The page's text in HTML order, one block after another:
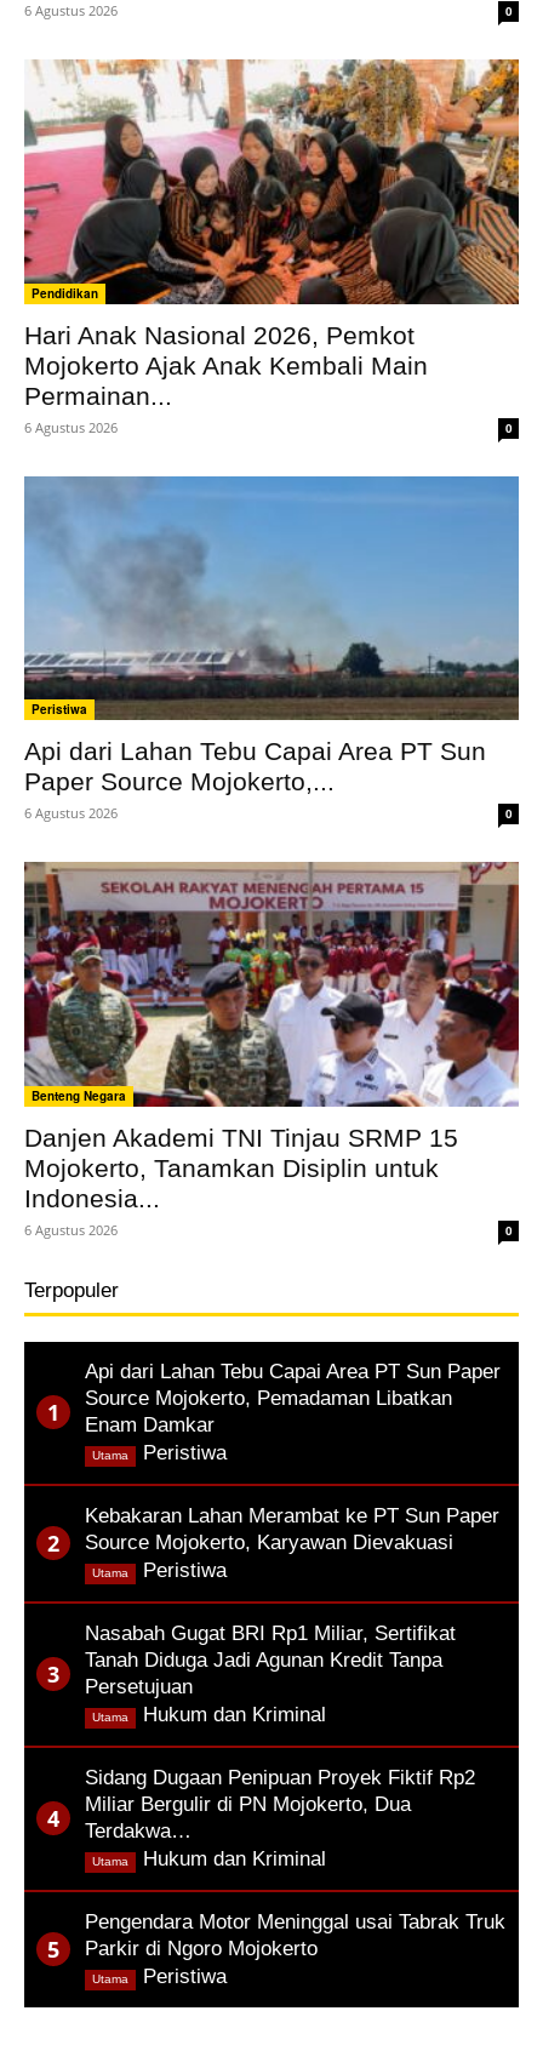
6 Agustus 2026 0
Pendidikan
Hari Anak Nasional 2026, Pemkot
Mojokerto Ajak Anak Kembali Main
Permainan...
6 Agustus 2026 0
Peristiwa
Api dari Lahan Tebu Capai Area PT Sun
Paper Source Mojokerto,...
6 Agustus 2026 0
Benteng Negara
Danjen Akademi TNI Tinjau SRMP 15
Mojokerto, Tanamkan Disiplin untuk
Indonesia...
6 Agustus 2026 0
Terpopuler
Api dari Lahan Tebu Capai Area PT Sun Paper
Source Mojokerto, Pemadaman Libatkan
Enam Damkar
Peristiwa
Utama
Kebakaran Lahan Merambat ke PT Sun Paper
Source Mojokerto, Karyawan Dievakuasi
Peristiwa
Utama
Nasabah Gugat BRI Rp1 Miliar, Sertifikat
Tanah Diduga Jadi Agunan Kredit Tanpa
Persetujuan
Hukum dan Kriminal
Utama
Sidang Dugaan Penipuan Proyek Fiktif Rp2
Miliar Bergulir di PN Mojokerto, Dua
Terdakwa…
Hukum dan Kriminal
Utama
Pengendara Motor Meninggal usai Tabrak Truk
Parkir di Ngoro Mojokerto
Peristiwa
Utama